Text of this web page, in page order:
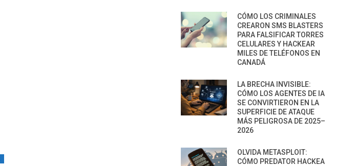
CÓMO LOS CRIMINALES
CREARON SMS BLASTERS
PARA FALSIFICAR TORRES
CELULARES Y HACKEAR
MILES DE TELÉFONOS EN
CANADÁ
LA BRECHA INVISIBLE:
CÓMO LOS AGENTES DE IA
SE CONVIRTIERON EN LA
SUPERFICIE DE ATAQUE
MÁS PELIGROSA DE 2025–
2026
OLVIDA METASPLOIT:
CÓMO PREDATOR HACKEA